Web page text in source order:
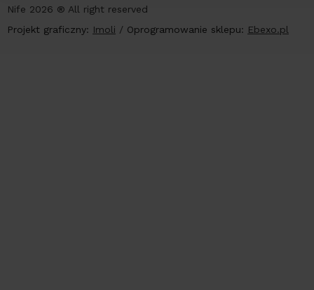
Nife 2026 ® All right reserved
Projekt graficzny: Imoli / Oprogramowanie sklepu: Ebexo.pl